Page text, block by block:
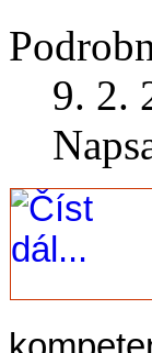
9. 2.